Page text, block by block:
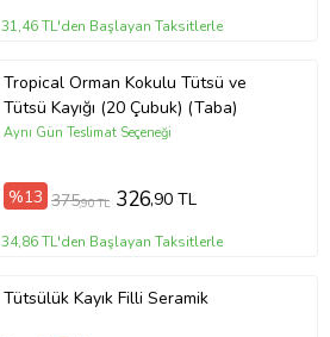
31,46 TL'den Başlayan Taksitlerle
Tropical Orman Kokulu Tütsü ve
Tütsü Kayığı (20 Çubuk) (Taba)
Aynı Gün Teslimat Seçeneği
%13 375,90 TL 326,90 TL
34,86 TL'den Başlayan Taksitlerle
Tütsülük Kayık Filli Seramik